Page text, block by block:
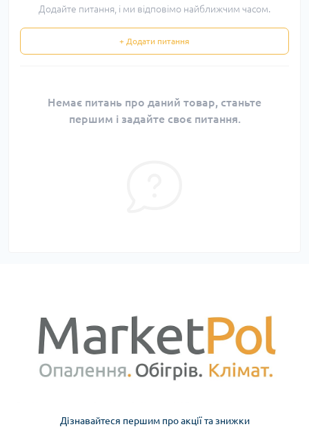
Додайте питання, і ми відповімо найближчим часом.
+ Додати питання
Немає питань про даний товар, станьте
першим і задайте своє питання.
Дізнавайтеся першим про акції та знижки